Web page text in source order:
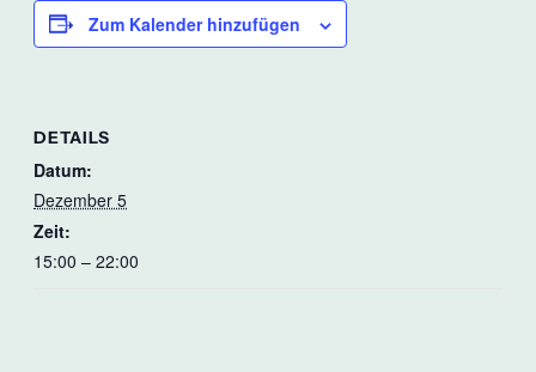
Zum Kalender hinzufügen
DETAILS
Datum:
Dezember 5
Zeit:
15:00 – 22:00